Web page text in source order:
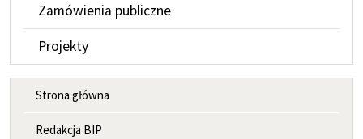
Zamówienia publiczne
Projekty
MENU INFORMACYJNE
Strona główna
Redakcja BIP